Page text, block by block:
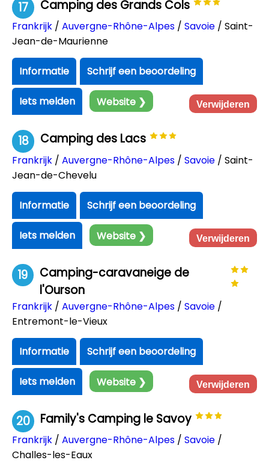
17 Camping des Grands Cols
Frankrijk / Auvergne-Rhône-Alpes / Savoie / Saint-
Jean-de-Maurienne
Informatie Schrijf een beoordeling
Iets melden Website ❯ Verwijderen
18 Camping des Lacs
Frankrijk / Auvergne-Rhône-Alpes / Savoie / Saint-
Jean-de-Chevelu
Informatie Schrijf een beoordeling
Iets melden Website ❯ Verwijderen
19
Camping-caravaneige de
l'Ourson
Frankrijk / Auvergne-Rhône-Alpes / Savoie /
Entremont-le-Vieux
Informatie Schrijf een beoordeling
Iets melden Website ❯ Verwijderen
20 Family's Camping le Savoy
Frankrijk / Auvergne-Rhône-Alpes / Savoie /
Challes-les-Eaux